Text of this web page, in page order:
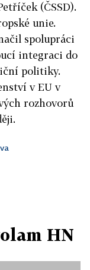
(ČSSD).
unie.
spolupráci
integraci do
politiky.
v EU v
rozhovorů
HN